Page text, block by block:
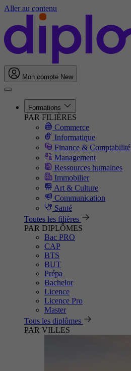
Aller au contenu
Mon compte New
Formations
PAR FILIÈRES
Commerce
Informatique
Finance & Comptabilité
Management
Ressources humaines
Immobilier
Art & Culture
Communication
Santé
Toutes les filières
PAR DIPLÔMES
Bac PRO
CAP
BTS
BUT
Prépa
Bachelor
Licence
Licence Pro
Master
Tous les diplômes
PAR VILLES